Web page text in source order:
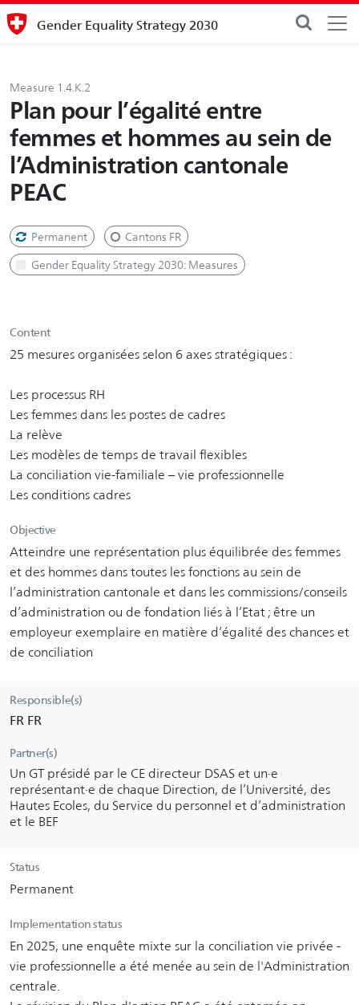
Gender Equality Strategy 2030
Measure 1.4.K.2
Plan pour l’égalité entre
femmes et hommes au sein de
l’Administration cantonale
PEAC
Permanent Cantons FR
Gender Equality Strategy 2030: Measures
Content
25 mesures organisées selon 6 axes stratégiques :
Les processus RH
Les femmes dans les postes de cadres
La relève
Les modèles de temps de travail flexibles
La conciliation vie-familiale – vie professionnelle
Les conditions cadres
Objective
Atteindre une représentation plus équilibrée des femmes
et des hommes dans toutes les fonctions au sein de
l’administration cantonale et dans les commissions/conseils
d’administration ou de fondation liés à l’Etat ; être un
employeur exemplaire en matière d’égalité des chances et
de conciliation
Responsible(s)
FR FR
Partner(s)
Un GT présidé par le CE directeur DSAS et un∙e
représentant∙e de chaque Direction, de l’Université, des
Hautes Ecoles, du Service du personnel et d’administration
et le BEF
Status
Permanent
Implementation status
En 2025, une enquête mixte sur la conciliation vie privée -
vie professionnelle a été menée au sein de l'Administration
centrale.